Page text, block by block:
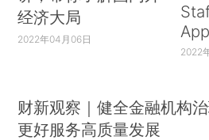
经济大局
2022年04月06日
2022
财新观察｜健全金融机构
更好服务高质量发展